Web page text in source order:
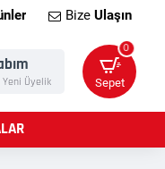
Bize Ulaşın
Yeni Üyelik
0
Sepet